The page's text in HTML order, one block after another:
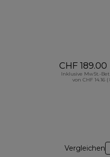
CHF 189.00
Inklusive MwSt.-
von CHF 14.16 (
Vergleichen